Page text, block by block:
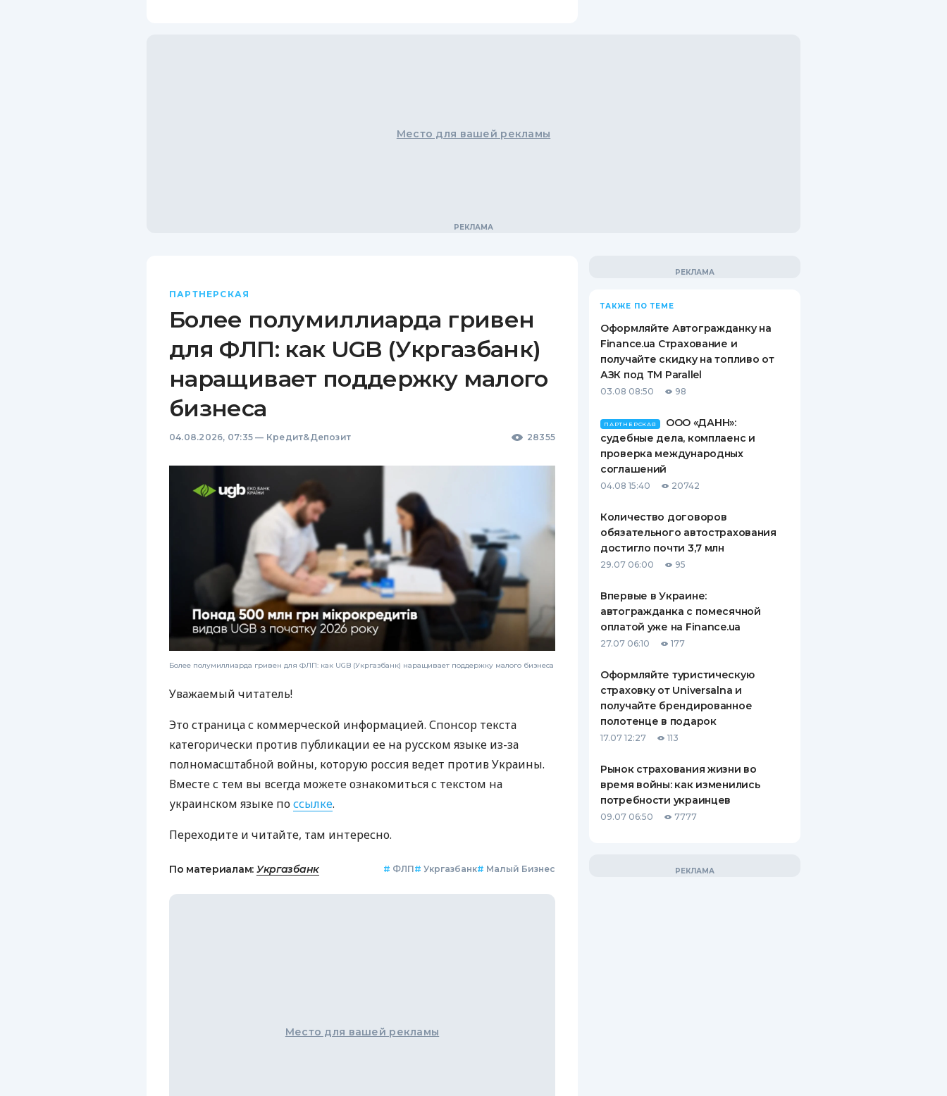
Место для вашей рекламы
ПАРТНЕРСКАЯ
Более полумиллиарда гривен
для ФЛП: как UGB (Укргазбанк)
наращивает поддержку малого
бизнеса
04.08.2026, 07:35 — Кредит&Депозит 28355
Более полумиллиарда гривен для ФЛП: как UGB (Укргазбанк) наращивает поддержку малого бизнеса
Уважаемый читатель!
Это страница с коммерческой информацией. Спонсор текста
категорически против публикации ее на русском языке из-за
полномасштабной войны, которую россия ведет против Украины.
Вместе с тем вы всегда можете ознакомиться с текстом на
украинском языке поссылке.
Переходите и читайте, там интересно.
По материалам: Укргазбанк # ФЛП# Укргазбанк# Малый Бизнес
Место для вашей рекламы
ТАКЖЕ ПО ТЕМЕ
Оформляйте Автогражданку на
Finance.ua Страхование и
получайте скидку на топливо от
АЗК под ТМ Parallel
03.08 08:50 98
ПАРТНЕРСКАЯ
ООО «ДАНН»:
судебные дела, комплаенс и
проверка международных
соглашений
04.08 15:40 20742
Количество договоров
обязательного автострахования
достигло почти 3,7 млн
29.07 06:00 95
Впервые в Украине:
автогражданка с помесячной
оплатой уже на Finance.ua
27.07 06:10 177
Оформляйте туристическую
страховку от Universalna и
получайте брендированное
полотенце в подарок
17.07 12:27 113
Рынок страхования жизни во
время войны: как изменились
потребности украинцев
09.07 06:50 7777